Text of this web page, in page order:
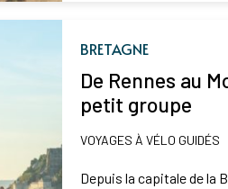
BRETAGNE
De Rennes au
petit groupe
VOYAGES À VÉLO GUIDÉS
Depuis la capitale de la